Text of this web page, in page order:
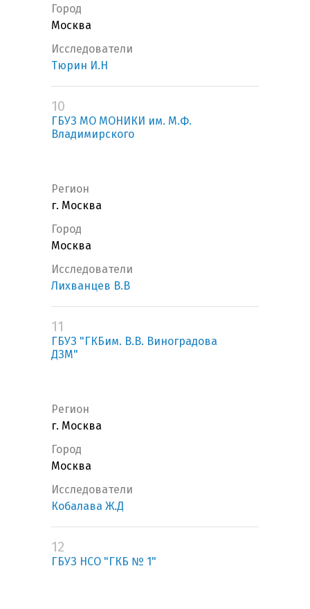
Город
Москва
Исследователи
Тюрин И.Н
10
ГБУЗ МО МОНИКИ им. М.Ф.
Владимирского
Регион
г. Москва
Город
Москва
Исследователи
Лихванцев В.В
11
ГБУЗ "ГКБим. В.В. Виноградова
ДЗМ"
Регион
г. Москва
Город
Москва
Исследователи
Кобалава Ж.Д
12
ГБУЗ НСО "ГКБ № 1"